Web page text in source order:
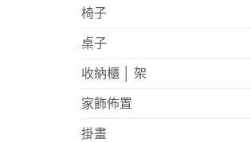
椅子
桌子
收納櫃 │ 架
家飾佈置
掛畫